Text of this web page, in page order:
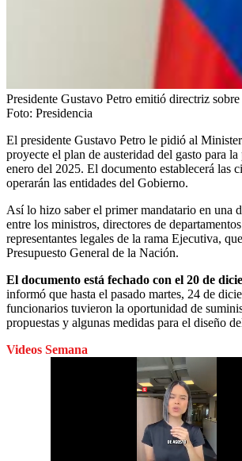
Presidente Gustavo Petro emitió directriz
Foto: Presidencia
El presidente Gustavo Petro le pidió al
proyecte el plan de austeridad del gasto para la
enero del 2025. El documento establecerá las
operarán las entidades del Gobierno.
Así lo hizo saber el primer mandatario en una
entre los ministros, directores de
representantes legales de la rama Ejecutiva,
Presupuesto General de la Nación.
El documento está fechado con el 20 de
informó que hasta el pasado martes, 24 de
funcionarios tuvieron la oportunidad de
propuestas y algunas medidas para el diseño
Videos Semana